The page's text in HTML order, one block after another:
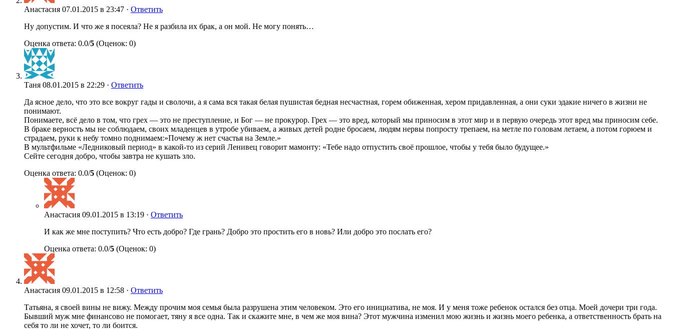
Анастасия 07.01.2015 в 23:47 · Ответить
Ну допустим. И что же я посеяла? Не я разбила их брак, а он мой. Не могу понять…
Оценка ответа: 0.0/5 (Оценок: 0)
Таня 08.01.2015 в 22:29 · Ответить
Да ясное дело, что это все вокруг гады и сволочи, а я сама вся такая белая пушистая бедная несчастная, горем обиженная, хером придавленная, а они суки эдакие ничего в жизни не
понимают.
Понимаете, всё дело в том, что грех — это не преступление, и Бог — не прокурор. Грех — это вред, который мы приносим в этот мир и в первую очередь этот вред мы приносим себе.
В браке верность мы не соблюдаем, своих младенцев в утробе убиваем, а живых детей родне бросаем, людям нервы попросту трепаем, на метле по головам летаем, а потом горюем и
страдаем, руки к небу томно поднимаем:»Почему ж нет счастья на Земле.»
В мультфильме «Ледниковый период» в какой-то из серий Ленивец говорит мамонту: «Тебе надо отпустить своё прошлое, чтобы у тебя было будущее.»
Сейте сегодня добро, чтобы завтра не кушать зло.
Оценка ответа: 0.0/5 (Оценок: 0)
Анастасия 09.01.2015 в 13:19 · Ответить
И как же мне поступить? Что есть добро? Где грань? Добро это простить его в новь? Или добро это послать его?
Оценка ответа: 0.0/5 (Оценок: 0)
Анастасия 09.01.2015 в 12:58 · Ответить
Татьяна, я своей вины не вижу. Между прочим моя семья была разрушена этим человеком. Это его инициатива, не моя. И у меня тоже ребенок остался без отца. Моей дочери три года.
Бывший муж мне финансово не помогает, тяну я все одна. Так и скажите мне, в чем же моя вина? Этот мужчина изменил мою жизнь и жизнь моего ребенка, а ответственность брать на
себя то ли не хочет, то ли боится.